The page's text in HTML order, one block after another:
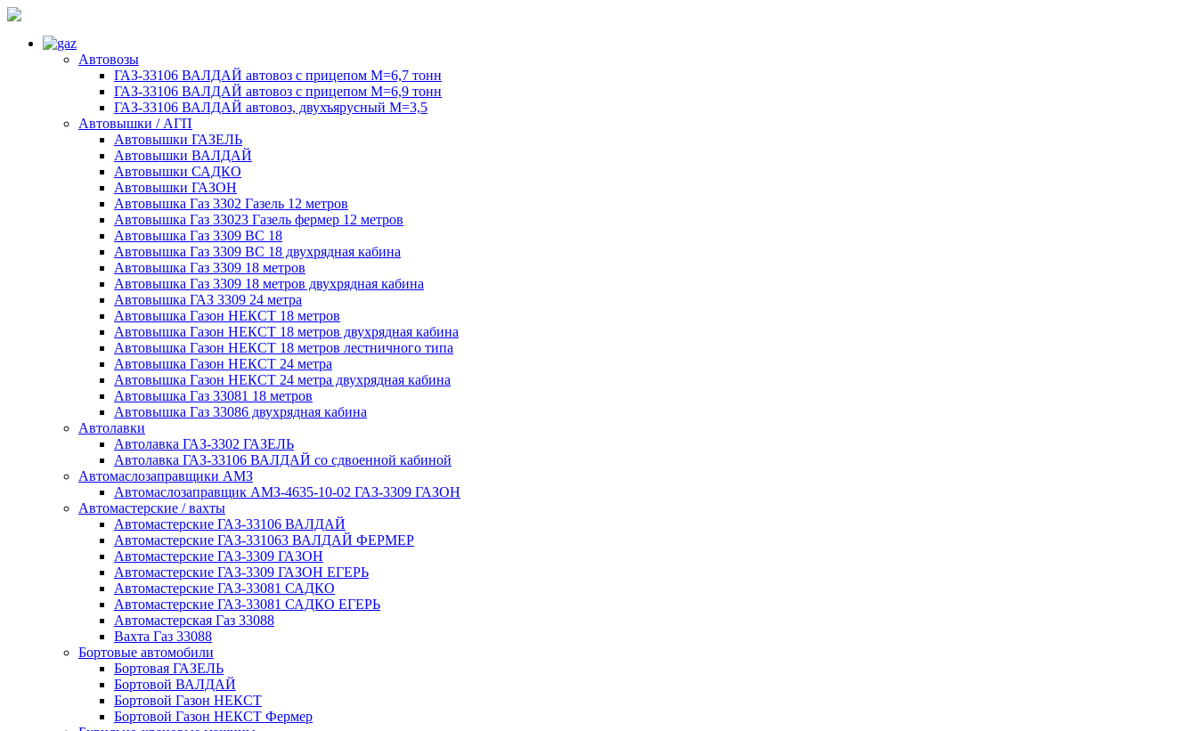
Автовозы
ГАЗ-33106 ВАЛДАЙ автовоз с прицепом М=6,7 тонн
ГАЗ-33106 ВАЛДАЙ автовоз с прицепом М=6,9 тонн
ГАЗ-33106 ВАЛДАЙ автовоз, двухъярусный М=3,5
Автовышки / АГП
Автовышки ГАЗЕЛЬ
Автовышки ВАЛДАЙ
Автовышки САДКО
Автовышки ГАЗОН
Автовышка Газ 3302 Газель 12 метров
Автовышка Газ 33023 Газель фермер 12 метров
Автовышка Газ 3309 ВС 18
Автовышка Газ 3309 ВС 18 двухрядная кабина
Автовышка Газ 3309 18 метров
Автовышка Газ 3309 18 метров двухрядная кабина
Автовышка ГАЗ 3309 24 метра
Автовышка Газон НЕКСТ 18 метров
Автовышка Газон НЕКСТ 18 метров двухрядная кабина
Автовышка Газон НЕКСТ 18 метров лестничного типа
Автовышка Газон НЕКСТ 24 метра
Автовышка Газон НЕКСТ 24 метра двухрядная кабина
Автовышка Газ 33081 18 метров
Автовышка Газ 33086 двухрядная кабина
Автолавки
Автолавка ГАЗ-3302 ГАЗЕЛЬ
Автолавка ГАЗ-33106 ВАЛДАЙ со сдвоенной кабиной
Автомаслозаправщики АМЗ
Автомаслозаправщик АМЗ-4635-10-02 ГАЗ-3309 ГАЗОН
Автомастерские / вахты
Автомастерские ГАЗ-33106 ВАЛДАЙ
Автомастерские ГАЗ-331063 ВАЛДАЙ ФЕРМЕР
Автомастерские ГАЗ-3309 ГАЗОН
Автомастерские ГАЗ-3309 ГАЗОН ЕГЕРЬ
Автомастерские ГАЗ-33081 САДКО
Автомастерские ГАЗ-33081 САДКО ЕГЕРЬ
Автомастерская Газ 33088
Вахта Газ 33088
Бортовые автомобили
Бортовая ГАЗЕЛЬ
Бортовой ВАЛДАЙ
Бортовой Газон НЕКСТ
Бортовой Газон НЕКСТ Фермер